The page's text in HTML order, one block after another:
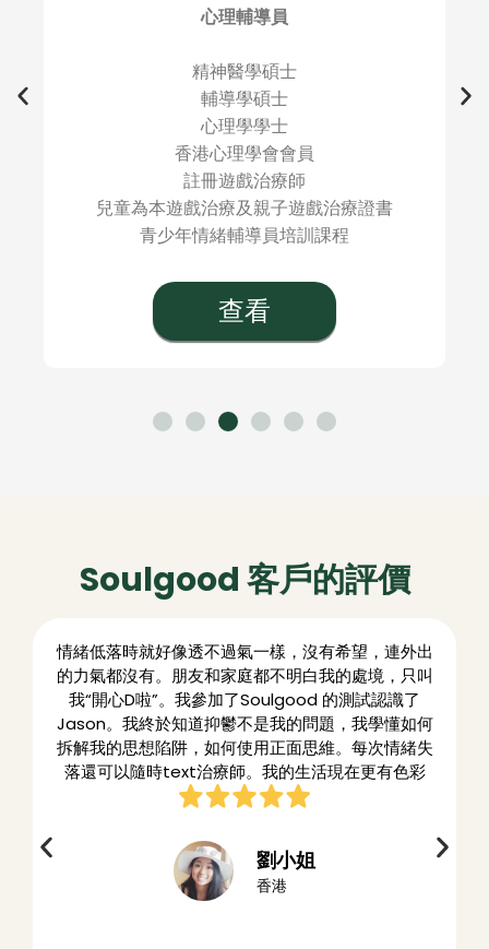
心理輔導員
精神醫學碩士
輔導學碩士
心理學學士
香港心理學會會員
註冊遊戲治療師
兒童為本遊戲治療及親子遊戲治療證書
青少年情緒輔導員培訓課程
查看
Soulgood 客戶的評價
情緒低落時就好像透不過氣一樣，沒有希望，連外出
的力氣都沒有。朋友和家庭都不明白我的處境，只叫
我“開心D啦”。我參加了Soulgood 的測試認識了
Jason。我終於知道抑鬱不是我的問題，我學懂如何
拆解我的思想陷阱，如何使用正面思維。每次情緒失
落還可以隨時text治療師。我的生活現在更有色彩
劉小姐
香港